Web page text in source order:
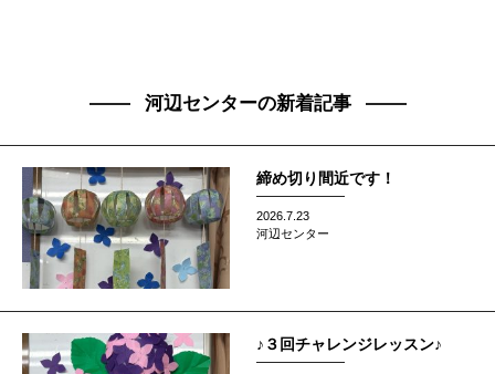
河辺センターの新着記事
締め切り間近です！
2026.7.23
河辺センター
♪３回チャレンジレッスン♪